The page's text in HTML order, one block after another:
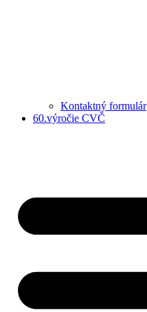
Kontaktný formulár
60.výročie CVČ